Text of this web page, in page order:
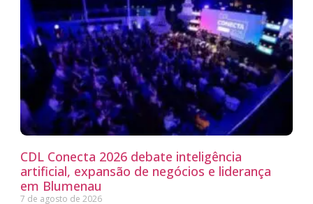
CDL Conecta 2026 debate inteligência
artificial, expansão de negócios e liderança
em Blumenau
7 de agosto de 2026